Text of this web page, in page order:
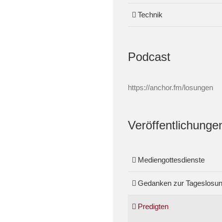
Technik
Podcast
https://anchor.fm/losungen
Mediengottesdienste
Gedanken zur
Predigten